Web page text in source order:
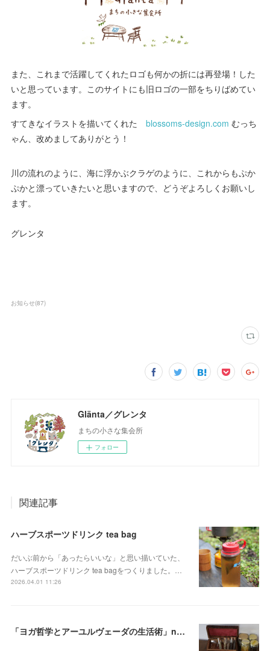
また、これまで活躍してくれたロゴも何かの折には再登場！した
いと思っています。このサイトにも旧ロゴの一部をちりばめてい
ます。
すてきなイラストを描いてくれたblossoms-design.com むっち
ゃん、改めましてありがとう！
川の流れのように、海に浮かぶクラゲのように、これからもぷか
ぷかと漂っていきたいと思いますので、どうぞよろしくお願いし
ます。
グレンタ
お知らせ(87)
Glänta／グレンタ
まちの小さな集会所
フォロー
関連記事
ハーブスポーツドリンク tea bag
だいぶ前から「あったらいいな」と思い描いていた、
ハーブスポーツドリンク tea bagをつくりました。…
2026.04.01 11:26
「ヨガ哲学とアーユルヴェーダの生活術」note